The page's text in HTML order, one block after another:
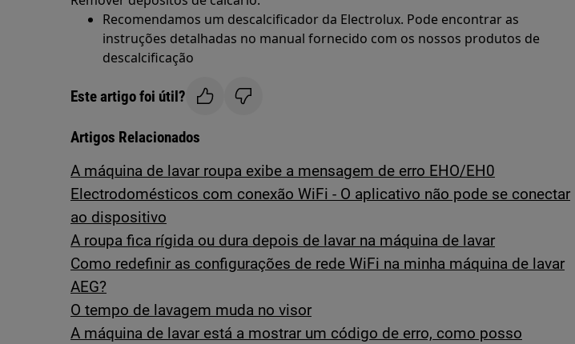
Recomendamos um descalcificador da Electrolux. Pode encontrar as
instruções detalhadas no manual fornecido com os nossos produtos de
descalcificação
Este artigo foi útil?
Artigos Relacionados
A máquina de lavar roupa exibe a mensagem de erro EHO/EH0
Electrodomésticos com conexão WiFi - O aplicativo não pode se conectar
ao dispositivo
A roupa fica rígida ou dura depois de lavar na máquina de lavar
Como redefinir as configurações de rede WiFi na minha máquina de lavar
AEG?
O tempo de lavagem muda no visor
A máquina de lavar está a mostrar um código de erro, como posso